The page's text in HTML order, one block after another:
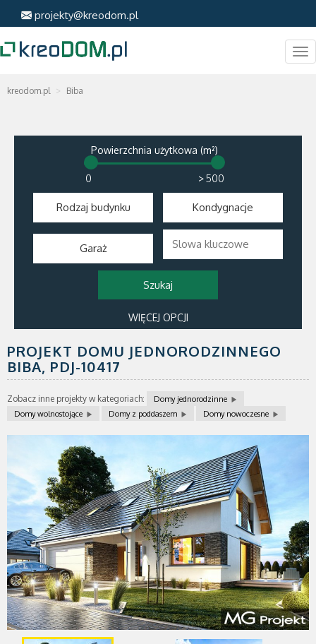
projekty@kreodom.pl
kreodom.pl Biba
Powierzchnia użytkowa (m²)
>
Rodzaj budynku Kondygnacje
Garaż
WIĘCEJ OPCJI
PROJEKT DOMU JEDNORODZINNEGO
BIBA, PDJ-10417
Zobacz inne projekty w kategoriach:
Domy jednorodzinne
Domy wolnostojące
Domy z poddaszem Domy nowoczesne